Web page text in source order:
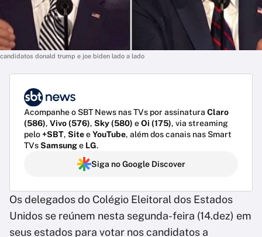
candidatos donald trump e joe biden lado a lado
Acompanhe o SBT News nas TVs por assinatura Claro
(586), Vivo (576), Sky (580) eOi (175), via streaming
pelo+SBT, SiteeYouTube, além dos canais nas Smart
TVsSamsunge LG.
Siga no Google Discover
Os delegados do Colégio Eleitoral dos Estados
Unidos se reúnem nesta segunda-feira (14.dez) em
seus estados para votar nos candidatos a